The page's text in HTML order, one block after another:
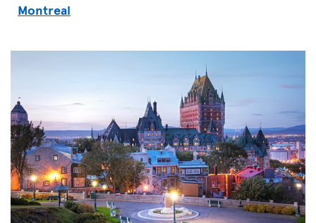
Montreal